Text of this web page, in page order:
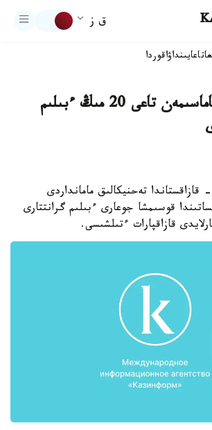
ق ز
تاعايىنداۋاقوردا
ەلباسىنىڭ باستاماسىمەن تاعى 20 مىڭ ءبىلىم
- قازاقستاندا تەحنيكالىق مامانداردى
قوسىمشا جوعارى ءبىلىم گرانتتارى
قازاقپارات ءتىلشىسى.